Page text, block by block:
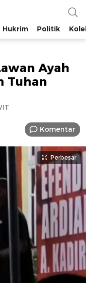
Hukrim Politik
Ayah
Tuhan
Komentar
Perbesar